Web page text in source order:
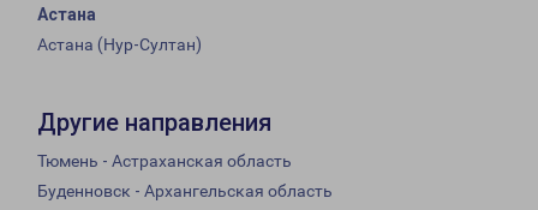
Астана
Астана (Нур-Султан)
Другие направления
Тюмень - Астраханская область
Буденновск - Архангельская область